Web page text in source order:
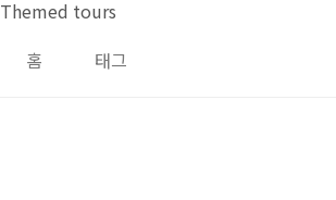
본문 바로가기
Themed tours
홈
태그